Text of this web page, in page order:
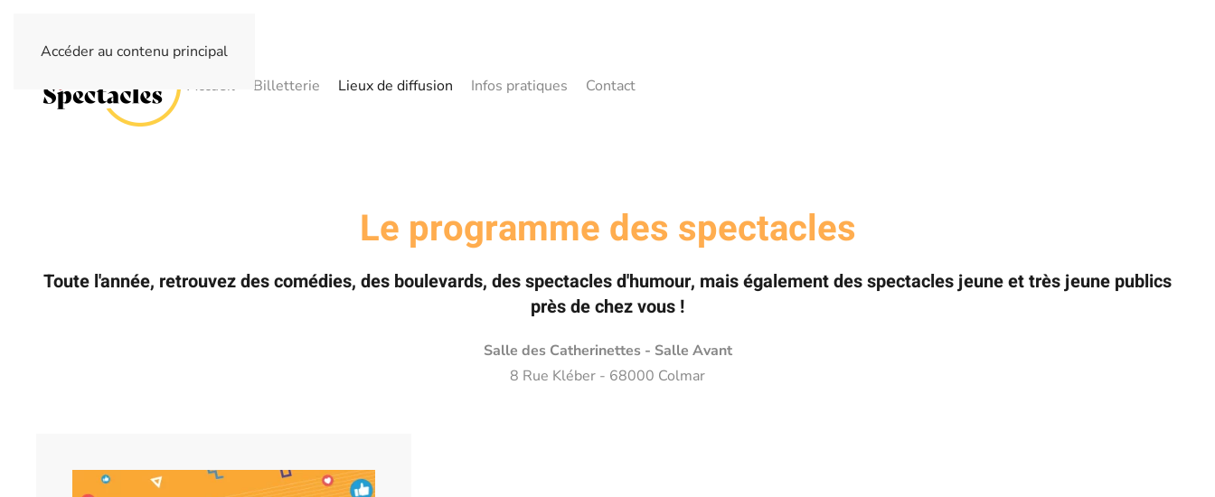
Accéder au contenu principal
Accueil
Billetterie Lieux de diffusion Infos pratiques Contact
Le programme des spectacles
Toute l'année, retrouvez des comédies, des boulevards, des spectacles d'humour, mais également des spectacles jeune et très jeune publics
près de chez vous !
Salle des Catherinettes - Salle Avant
8 Rue Kléber - 68000 Colmar